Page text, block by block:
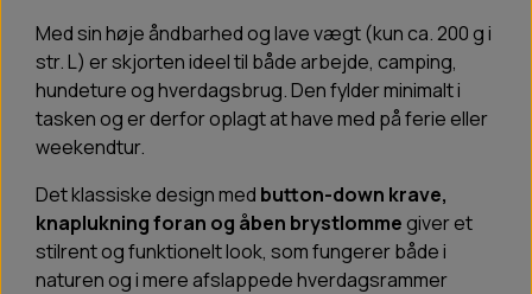
Med sin høje åndbarhed og lave vægt (kun ca. 200 g i
str. L) er skjorten ideel til både arbejde, camping,
hundeture og hverdagsbrug. Den fylder minimalt i
tasken og er derfor oplagt at have med på ferie eller
weekendtur.
Det klassiske design med button-down krave,
knaplukning foran og åben brystlommegiver et
stilrent og funktionelt look, som fungerer både i
naturen og i mere afslappede hverdagsrammer